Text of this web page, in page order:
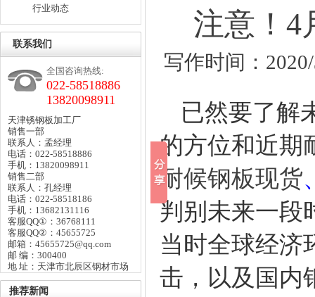
行业动态
联系我们
全国咨询热线:
022-58518886
13820098911
天津锈钢板加工厂
销售一部
联系人：孟经理
电话：022-58518886
手机：13820098911
销售二部
联系人：孔经理
电话：022-58518186
手机：13682131116
客服QQ①：36768111
客服QQ②：45655725
邮箱：45655725@qq.com
邮 编：300400
地 址：天津市北辰区钢材市场
推荐新闻
注意！4
写作时间：
已然要了解
的方位和近期
耐候钢板现货
判别未来一段
当时全球经济
击，以及国内